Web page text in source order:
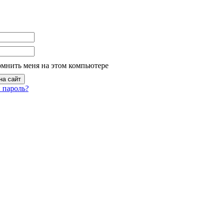
меня на этом компьютере